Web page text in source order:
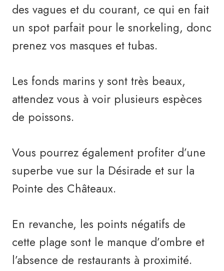
des vagues et du courant, ce qui en fait
un spot parfait pour le snorkeling, donc
prenez vos masques et tubas.
Les fonds marins y sont très beaux,
attendez vous à voir plusieurs espèces
de poissons.
Vous pourrez également profiter d’une
superbe vue sur la Désirade et sur la
Pointe des Châteaux.
En revanche, les points négatifs de
cette plage sont le manque d’ombre et
l’absence de restaurants à proximité.